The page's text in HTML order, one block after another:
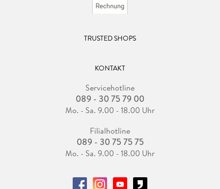
TRUSTED SHOPS
KONTAKT
Servicehotline
089 - 30 75 79 00
Mo. - Sa. 9.00 - 18.00 Uhr
Filialhotline
089 - 30 75 75 75
Mo. - Sa. 9.00 - 18.00 Uhr